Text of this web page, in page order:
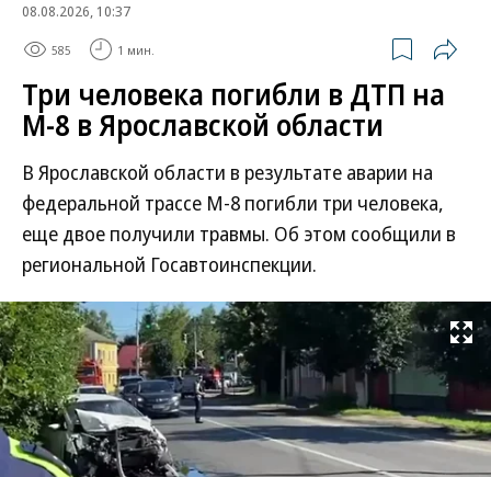
08.08.2026, 10:37
585 1 мин.
Три человека погибли в ДТП на
М-8 в Ярославской области
В Ярославской области в результате аварии на
федеральной трассе М-8 погибли три человека,
еще двое получили травмы. Об этом сообщили в
региональной Госавтоинспекции.
Развернуть